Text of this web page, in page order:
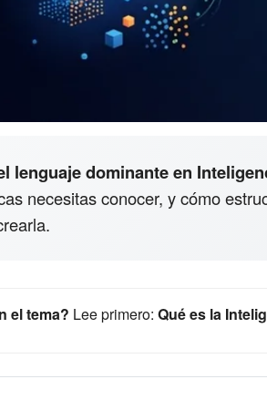
lenguaje dominante en
necesitas conocer, y cómo
el tema? Lee primero: Qué es la